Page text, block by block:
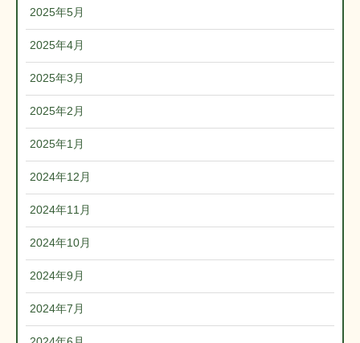
2025年5月
2025年4月
2025年3月
2025年2月
2025年1月
2024年12月
2024年11月
2024年10月
2024年9月
2024年7月